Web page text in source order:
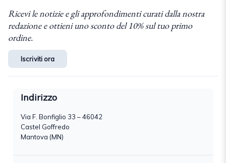
Ricevi le notizie e gli approfondimenti curati dalla nostra
redazione e ottieni uno sconto del 10% sul tuo primo
ordine.
Iscriviti ora
Indirizzo
Via F. Bonfiglio 33 – 46042
Castel Goffredo
Mantova (MN)